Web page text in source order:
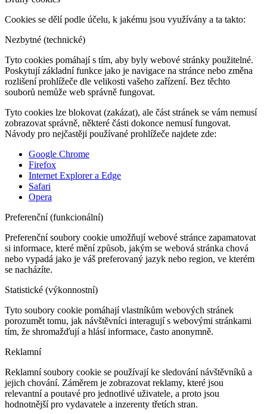
Cookies se dělí podle účelu, k jakému jsou využívány a ta takto:
Nezbytné (technické)
Tyto cookies pomáhají s tím, aby byly webové stránky použitelné.
Poskytují základní funkce jako je navigace na stránce nebo změna
rozlišení prohlížeče dle velikosti vašeho zařízení. Bez těchto
souborů nemůže web správně fungovat.
Tyto cookies lze blokovat (zakázat), ale část stránek se vám nemusí
zobrazovat správně, některé části dokonce nemusí fungovat.
Návody pro nejčastěji používané prohlížeče najdete zde:
Google Chrome
Firefox
Internet Explorer a Edge
Safari
Opera
Preferenční (funkcionální)
Preferenční soubory cookie umožňují webové stránce zapamatovat
si informace, které mění způsob, jakým se webová stránka chová
nebo vypadá jako je váš preferovaný jazyk nebo region, ve kterém
se nacházíte.
Statistické (výkonnostní)
Tyto soubory cookie pomáhají vlastníkům webových stránek
porozumět tomu, jak návštěvníci interagují s webovými stránkami
tím, že shromažďují a hlásí informace, často anonymně.
Reklamní
Reklamní soubory cookie se používají ke sledování návštěvníků a
jejich chování. Záměrem je zobrazovat reklamy, které jsou
relevantní a poutavé pro jednotlivé uživatele, a proto jsou
hodnotnější pro vydavatele a inzerenty třetích stran.